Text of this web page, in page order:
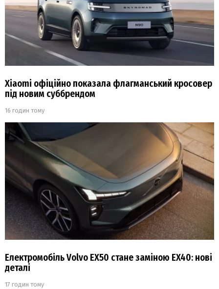
Xiaomi офіційно показала флагманський кросовер
під новим суббрендом
16 годин тому
Електромобіль Volvo EX50 стане заміною EX40: нові
деталі
17 годин тому